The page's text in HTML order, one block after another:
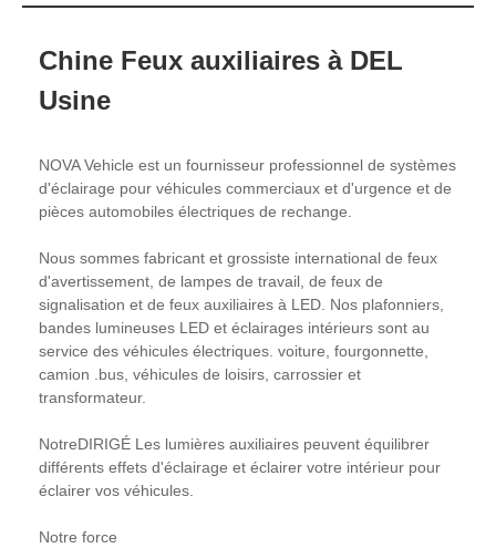
Chine Feux auxiliaires à DEL
Usine
NOVA Vehicle est un fournisseur professionnel de systèmes
d'éclairage pour véhicules commerciaux et d'urgence et de
pièces automobiles électriques de rechange.
Nous sommes fabricant et grossiste international de feux
d'avertissement, de lampes de travail, de feux de
signalisation et de feux auxiliaires à LED. Nos plafonniers,
bandes lumineuses LED et éclairages intérieurs sont au
service des véhicules électriques. voiture, fourgonnette,
camion .bus, véhicules de loisirs, carrossier et
transformateur.
NotreDIRIGÉ Les lumières auxiliaires peuvent équilibrer
différents effets d'éclairage et éclairer votre intérieur pour
éclairer vos véhicules.
Notre force